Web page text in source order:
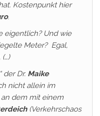
Kostenpunkt hier
.
eigentlich? Und wie
Meter? Egal,
der Dr. Maike
nicht allein im
dem mit einem
(Verkehrschaos